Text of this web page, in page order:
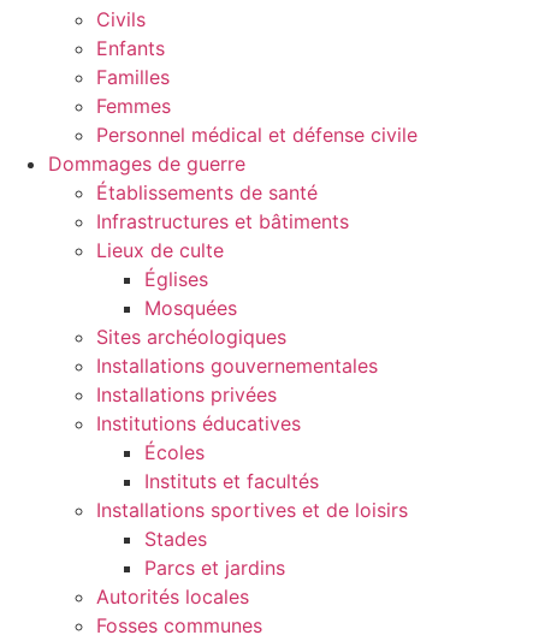
Civils
Enfants
Familles
Femmes
Personnel médical et défense civile
Dommages de guerre
Établissements de santé
Infrastructures et bâtiments
Lieux de culte
Églises
Mosquées
Sites archéologiques
Installations gouvernementales
Installations privées
Institutions éducatives
Écoles
Instituts et facultés
Installations sportives et de loisirs
Stades
Parcs et jardins
Autorités locales
Fosses communes